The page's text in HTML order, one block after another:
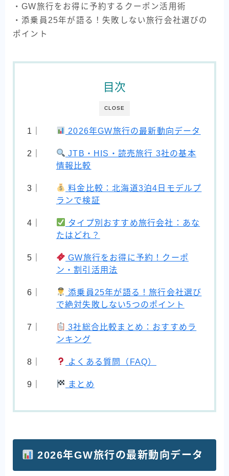
・GW旅行をお得に予約するクーポン活用術
・添乗員25年が語る！失敗しない旅行会社選びの
ポイント
CLOSE
目次
2026年GW旅行の最新動向データ
JTB・HIS・読売旅行 3社の基本
情報比較
料金比較：北海道3泊4日モデルプ
ランで検証
タイプ別おすすめ旅行会社：あな
たはどれ？
GW旅行をお得に予約！クーポ
ン・割引活用法
添乗員25年が語る！旅行会社選び
で絶対失敗しない5つのポイント
3社総合比較まとめ：おすすめラ
ンキング
よくある質問（FAQ）
まとめ
2026年GW旅行の最新動向データ